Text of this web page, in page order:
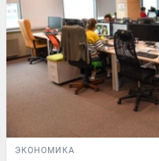
ЭКОНОМИКА